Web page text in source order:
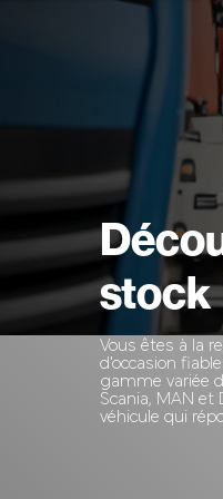
stock
Vous êtes à la
d'occasion
gamme variée
Scania, MAN et
véhicule qui